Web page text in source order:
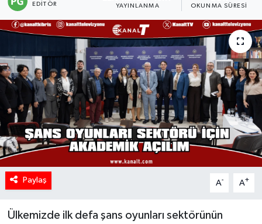
EDITÖR YAYINLANMA OKUNMA SÜRESI
Paylaş A- A+
Ülkemizde ilk defa şans oyunları sektörünün